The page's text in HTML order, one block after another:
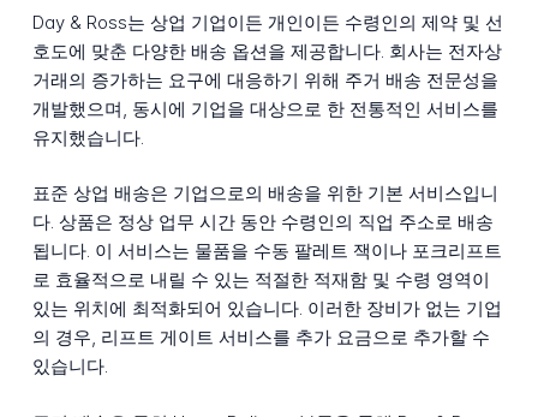
Day & Ross는 상업 기업이든 개인이든 수령인의 제약 및 선
호도에 맞춘 다양한 배송 옵션을 제공합니다. 회사는 전자상
거래의 증가하는 요구에 대응하기 위해 주거 배송 전문성을
개발했으며, 동시에 기업을 대상으로 한 전통적인 서비스를
유지했습니다.
표준 상업 배송은 기업으로의 배송을 위한 기본 서비스입니
다. 상품은 정상 업무 시간 동안 수령인의 직업 주소로 배송
됩니다. 이 서비스는 물품을 수동 팔레트 잭이나 포크리프트
로 효율적으로 내릴 수 있는 적절한 적재함 및 수령 영역이
있는 위치에 최적화되어 있습니다. 이러한 장비가 없는 기업
의 경우, 리프트 게이트 서비스를 추가 요금으로 추가할 수
있습니다.